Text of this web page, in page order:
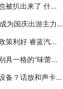
被扒出来了 什...
为国庆出游主力...
策利好 睿蓝汽...
具一格的“味蕾...
备？话放和声卡...